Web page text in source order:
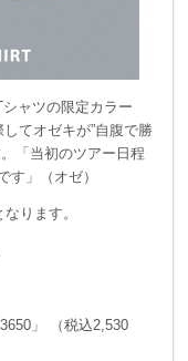
ャツの限定カラー
てオゼキが”自腹で勝
「当初のツアー日程
す」（オゼ）
ります。
」 （税込2,530